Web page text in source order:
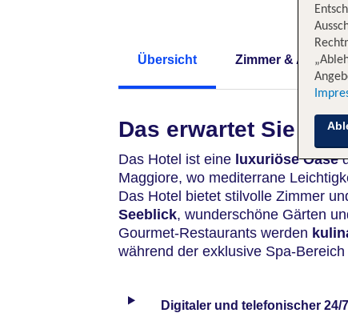
Übersicht Zimmer &
Das erwartet Sie
Das Hotel ist eine luxuriöse Oase
Maggiore, wo mediterrane
Das Hotel bietet stilvolle Zimmer
Seeblick, wunderschöne Gärten
Gourmet-Restaurants werden
während der exklusive Spa-
Digitaler und telefonischer 24/